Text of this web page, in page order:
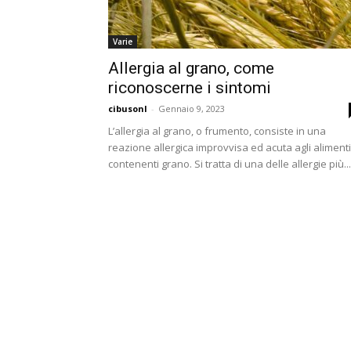
Varie
Allergia al grano, come
riconoscerne i sintomi
cibusonl - Gennaio 9, 2023
L’allergia al grano, o frumento, consiste in una
reazione allergica improvvisa ed acuta agli alimenti
contenenti grano. Si tratta di una delle allergie più...